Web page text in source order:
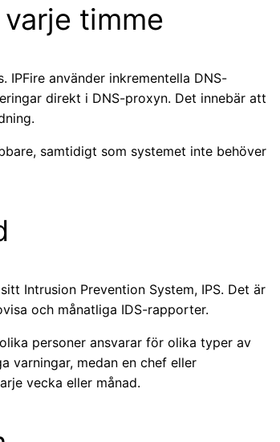
timme
använder inkrementella DNS-
direkt i DNS-proxyn. Det innebär att
samtidigt som systemet inte behöver
Intrusion Prevention System, IPS. Det är
och månatliga IDS-rapporter.
personer ansvarar för olika typer av
varningar, medan en chef eller
vecka eller månad.